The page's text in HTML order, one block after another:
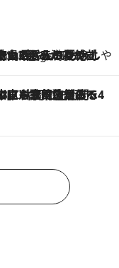
げ ひんやりスイーツで夏を満喫
Ago
んだよ」 片岡仁左衛門・市川中車ら豪華座組みで4年目の立川立飛歌舞伎へ